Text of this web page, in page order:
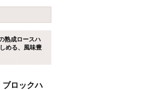
熟成ロースハ
める、風味豊
ロックハ